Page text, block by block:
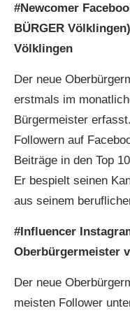
#Newcomer
BÜRGER
Völklingen
Der neue
erstmals im
Bürgermeister
Followern auf
Beiträge in den Top
Er bespielt seinen
aus seinem
#Influencer
Oberbürgermeister
Der neue
meisten Follower